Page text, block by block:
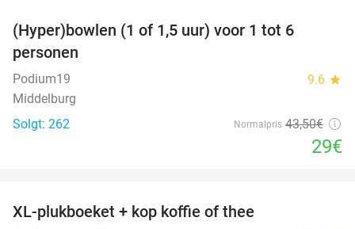
(Hyper)bowlen (1 of 1,5 uur) voor 1 tot 6
personen
Podium19 9.6 star
Middelburg
Solgt: 262
Normalpris 43,50€
29€
XL-plukboeket + kop koffie of thee